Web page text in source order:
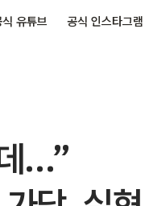
유튜브 공식 인스타그램
…”